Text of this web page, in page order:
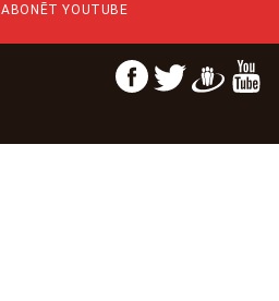
ABONĒT YOUTUBE